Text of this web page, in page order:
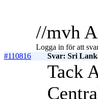
//mvh
Logga in för att
#110816
Svar: Sri
Tack